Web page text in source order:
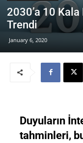
2030’a 10
Trendi
January 6, 2020
Duyuların
tahminleri,